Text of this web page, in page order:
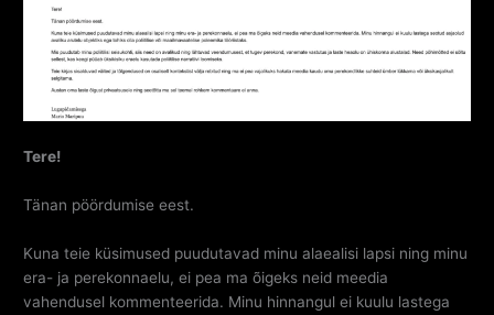
Tere!
Tänan pöördumise eest.
Kuna teie küsimused puudutavad minu alaealisi lapsi ning minu
era- ja perekonnaelu, ei pea ma õigeks neid meedia
vahendusel kommenteerida. Minu hinnangul ei kuulu lastega